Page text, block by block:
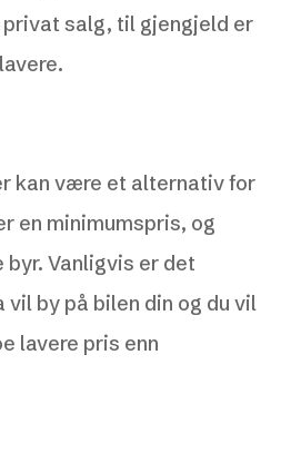
privat salg, til gjengjeld er
kan være et alternativ for
en minimumspris, og
Vanligvis er det
vil by på bilen din og du vil
lavere pris enn